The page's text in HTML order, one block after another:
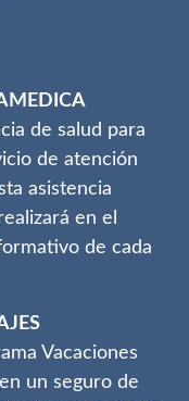
de salud para
de atención
asistencia
en el
de cada
Vacaciones
un seguro de